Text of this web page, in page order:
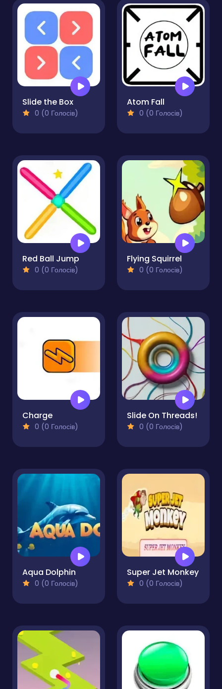
Slide the Box
0 (0 Голосів)
Atom Fall
0 (0 Голосів)
Red Ball Jump
0 (0 Голосів)
Flying Squirrel
0 (0 Голосів)
Charge
0 (0 Голосів)
Slide On Threads!
0 (0 Голосів)
Aqua Dolphin
0 (0 Голосів)
Super Jet Monkey
0 (0 Голосів)